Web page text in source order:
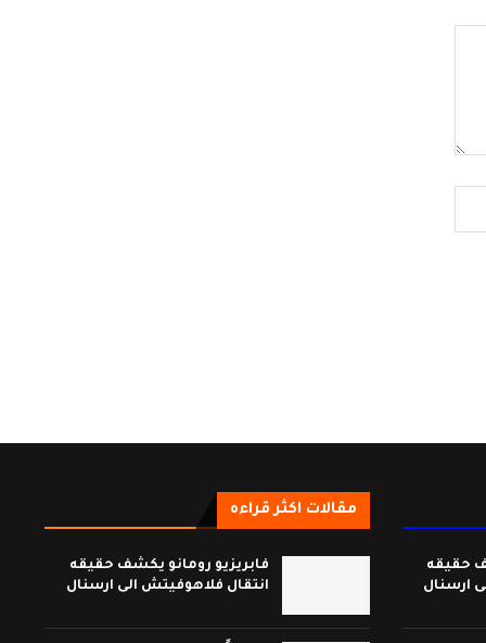
حقيقه
ارسنال
مقالات اكثر قراءه
فابريزيو رومانو يكشف حقيقه
انتقال فلاهوفيتش الى ارسنال